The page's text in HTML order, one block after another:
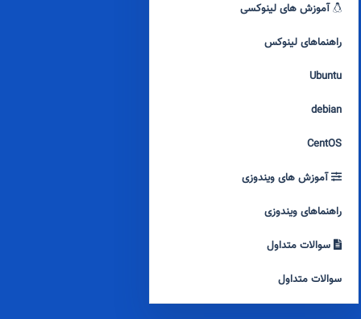
آموزش های لینوکسی
راهنماهای لینوکس
Ubuntu
debian
CentOS
آموزش های ویندوزی
راهنماهای ویندوزی
سوالات متداول
سوالات متداول